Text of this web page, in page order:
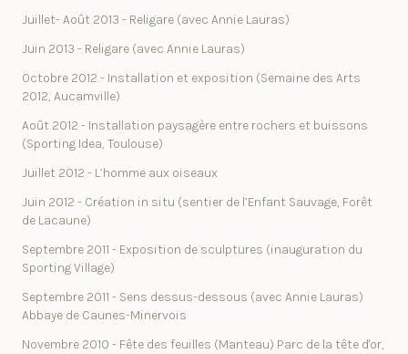
Juillet- Août 2013 - Religare (avec Annie Lauras)
Juin 2013 - Religare (avec Annie Lauras)
Octobre 2012 - Installation et exposition (Semaine des Arts
2012, Aucamville)
Août 2012 - Installation paysagère entre rochers et buissons
(Sporting Idea, Toulouse)
Juillet 2012 - L’homme aux oiseaux
Juin 2012 - Création in situ (sentier de l’Enfant Sauvage, Forêt
de Lacaune)
Septembre 2011 - Exposition de sculptures (inauguration du
Sporting Village)
Septembre 2011 - Sens dessus-dessous (avec Annie Lauras)
Abbaye de Caunes-Minervois
Novembre 2010 - Fête des feuilles (Manteau) Parc de la tête d'or,